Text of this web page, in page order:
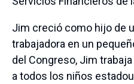
Jim creció como hijo de
trabajadora en un
del Congreso, Jim
a todos los niños